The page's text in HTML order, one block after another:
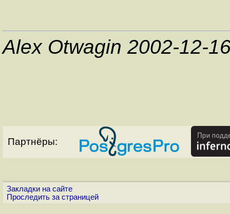
Alex Otwagin 2002-12-
Партнёры:
Закладки на сайте
Проследить за страницей